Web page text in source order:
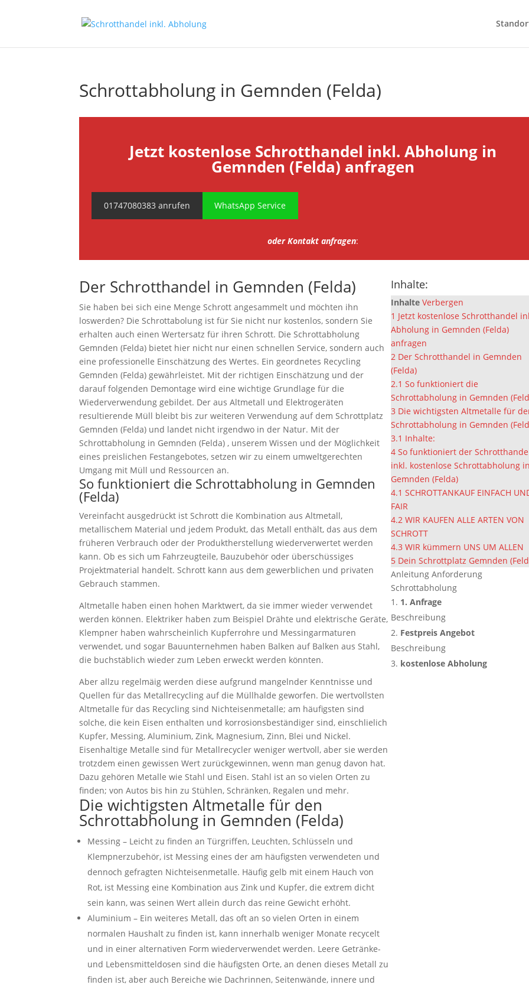
Schrottabholung in Gemnden (Felda)
Jetzt kostenlose Schrotthandel inkl. Abholung in
Gemnden (Felda) anfragen
01747080383 anrufen WhatsApp Service
oder Kontakt anfragen:
Der Schrotthandel in Gemnden (Felda)
Sie haben bei sich eine Menge Schrott angesammelt und möchten ihn
loswerden? Die Schrottabolung ist für Sie nicht nur kostenlos, sondern Sie
erhalten auch einen Wertersatz für ihren Schrott. Die Schrottabholung
Gemnden (Felda) bietet hier nicht nur einen schnellen Service, sondern auch
eine professionelle Einschätzung des Wertes. Ein geordnetes Recycling
Gemnden (Felda) gewährleistet. Mit der richtigen Einschätzung und der
darauf folgenden Demontage wird eine wichtige Grundlage für die
Wiederverwendung gebildet. Der aus Altmetall und Elektrogeräten
resultierende Müll bleibt bis zur weiteren Verwendung auf dem Schrottplatz
Gemnden (Felda) und landet nicht irgendwo in der Natur. Mit der
Schrottabholung in Gemnden (Felda) , unserem Wissen und der Möglichkeit
eines preislichen Festangebotes, setzen wir zu einem umweltgerechten
Umgang mit Müll und Ressourcen an.
So funktioniert die Schrottabholung in Gemnden
(Felda)
Vereinfacht ausgedrückt ist Schrott die Kombination aus Altmetall,
metallischem Material und jedem Produkt, das Metall enthält, das aus dem
früheren Verbrauch oder der Produktherstellung wiederverwertet werden
kann. Ob es sich um Fahrzeugteile, Bauzubehör oder überschüssiges
Projektmaterial handelt. Schrott kann aus dem gewerblichen und privaten
Gebrauch stammen.
Altmetalle haben einen hohen Marktwert, da sie immer wieder verwendet
werden können. Elektriker haben zum Beispiel Drähte und elektrische Geräte,
Klempner haben wahrscheinlich Kupferrohre und Messingarmaturen
verwendet, und sogar Bauunternehmen haben Balken auf Balken aus Stahl,
die buchstäblich wieder zum Leben erweckt werden könnten.
Aber allzu regelmäig werden diese aufgrund mangelnder Kenntnisse und
Quellen für das Metallrecycling auf die Müllhalde geworfen. Die wertvollsten
Altmetalle für das Recycling sind Nichteisenmetalle; am häufigsten sind
solche, die kein Eisen enthalten und korrosionsbeständiger sind, einschlielich
Kupfer, Messing, Aluminium, Zink, Magnesium, Zinn, Blei und Nickel.
Eisenhaltige Metalle sind für Metallrecycler weniger wertvoll, aber sie werden
trotzdem einen gewissen Wert zurückgewinnen, wenn man genug davon hat.
Dazu gehören Metalle wie Stahl und Eisen. Stahl ist an so vielen Orten zu
finden; von Autos bis hin zu Stühlen, Schränken, Regalen und mehr.
Die wichtigsten Altmetalle für den
Schrottabholung in Gemnden (Felda)
Messing – Leicht zu finden an Türgriffen, Leuchten, Schlüsseln und
Klempnerzubehör, ist Messing eines der am häufigsten verwendeten und
dennoch gefragten Nichteisenmetalle. Häufig gelb mit einem Hauch von
Rot, ist Messing eine Kombination aus Zink und Kupfer, die extrem dicht
sein kann, was seinen Wert allein durch das reine Gewicht erhöht.
Aluminium – Ein weiteres Metall, das oft an so vielen Orten in einem
normalen Haushalt zu finden ist, kann innerhalb weniger Monate recycelt
und in einer alternativen Form wiederverwendet werden. Leere Getränke-
und Lebensmitteldosen sind die häufigsten Orte, an denen dieses Metall zu
finden ist, aber auch Bereiche wie Dachrinnen, Seitenwände, innere und
Inhalte:
Inhalte Verbergen
1 Jetzt kostenlose Schrotthandel
Abholung in Gemnden (Felda)
anfragen
2 Der Schrotthandel in Gemnden
(Felda)
2.1 So funktioniert die
Schrottabholung in Gemnden
3 Die wichtigsten Altmetalle für
Schrottabholung in Gemnden
3.1 Inhalte:
4 So funktioniert der
inkl. kostenlose Schrottabholung
Gemnden (Felda)
4.1 SCHROTTANKAUF EINFACH
FAIR
4.2 WIR KAUFEN ALLE ARTEN VON
SCHROTT
4.3 WIR kümmern UNS UM ALLEN
5 Dein Schrottplatz Gemnden
Anleitung Anforderung
Schrottabholung
1. Anfrage
Beschreibung
Festpreis Angebot
Beschreibung
kostenlose Abholung